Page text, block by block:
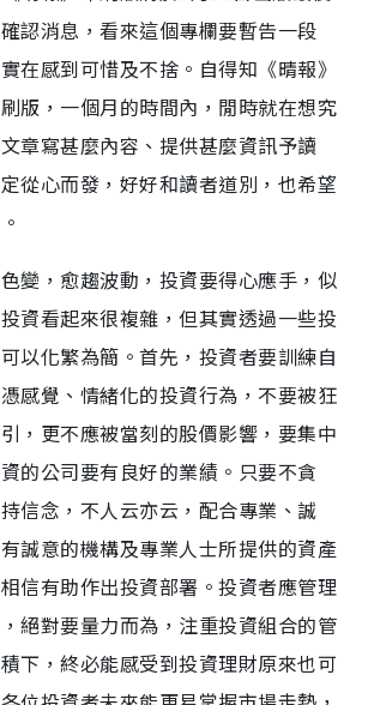
認消息，看來這個專欄要暫告一段
在感到可惜及不捨。自得知《晴報》
版，一個月的時間內，閒時就在想究
章寫甚麼內容、提供甚麼資訊予讀
從心而發，好好和讀者道別，也希望
變，愈趨波動，投資要得心應手，似
資看起來很複雜，但其實透過一些投
以化繁為簡。首先，投資者要訓練自
感覺、情緒化的投資行為，不要被狂
，更不應被當刻的股價影響，要集中
的公司要有良好的業績。只要不貪
信念，不人云亦云，配合專業、誠
誠意的機構及專業人士所提供的資產
信有助作出投資部署。投資者應管理
絕對要量力而為，注重投資組合的管
下，終必能感受到投資理財原來也可